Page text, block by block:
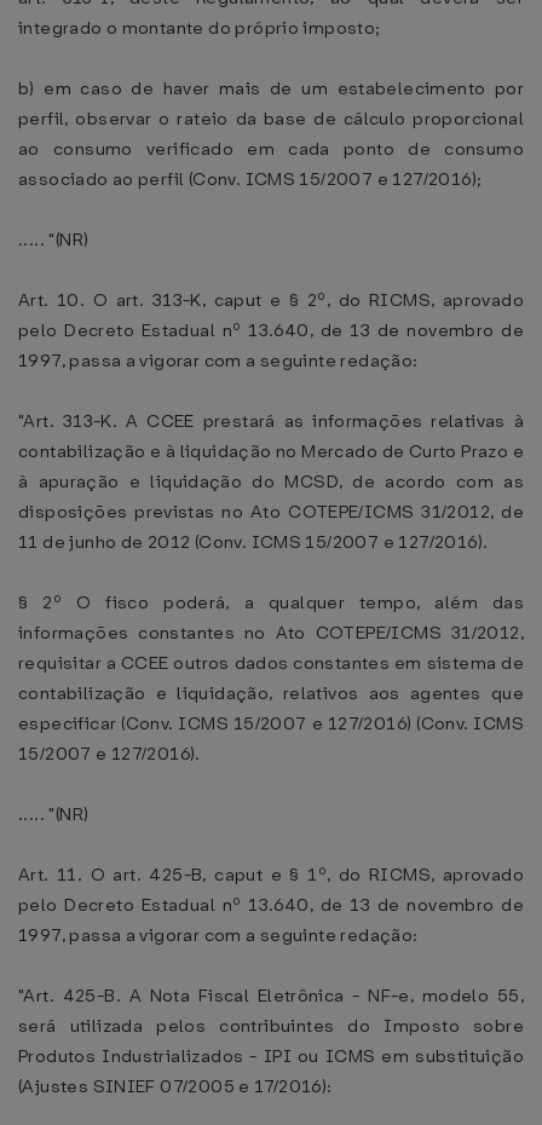
integrado o montante do próprio imposto;
b) em caso de haver mais de um estabelecimento por
perfil, observar o rateio da base de cálculo proporcional
ao consumo verificado em cada ponto de consumo
associado ao perfil (Conv. ICMS 15/2007 e 127/2016);
..... "(NR)
Art. 10. O art. 313-K, caput e § 2º, do RICMS, aprovado
pelo Decreto Estadual nº 13.640, de 13 de novembro de
1997, passa a vigorar com a seguinte redação:
"Art. 313-K. A CCEE prestará as informações relativas à
contabilização e à liquidação no Mercado de Curto Prazo e
à apuração e liquidação do MCSD, de acordo com as
disposições previstas no Ato COTEPE/ICMS 31/2012, de
11 de junho de 2012 (Conv. ICMS 15/2007 e 127/2016).
§ 2º O fisco poderá, a qualquer tempo, além das
informações constantes no Ato COTEPE/ICMS 31/2012,
requisitar a CCEE outros dados constantes em sistema de
contabilização e liquidação, relativos aos agentes que
especificar (Conv. ICMS 15/2007 e 127/2016) (Conv. ICMS
15/2007 e 127/2016).
..... "(NR)
Art. 11. O art. 425-B, caput e § 1º, do RICMS, aprovado
pelo Decreto Estadual nº 13.640, de 13 de novembro de
1997, passa a vigorar com a seguinte redação:
"Art. 425-B. A Nota Fiscal Eletrônica - NF-e, modelo 55,
será utilizada pelos contribuintes do Imposto sobre
Produtos Industrializados - IPI ou ICMS em substituição
(Ajustes SINIEF 07/2005 e 17/2016):